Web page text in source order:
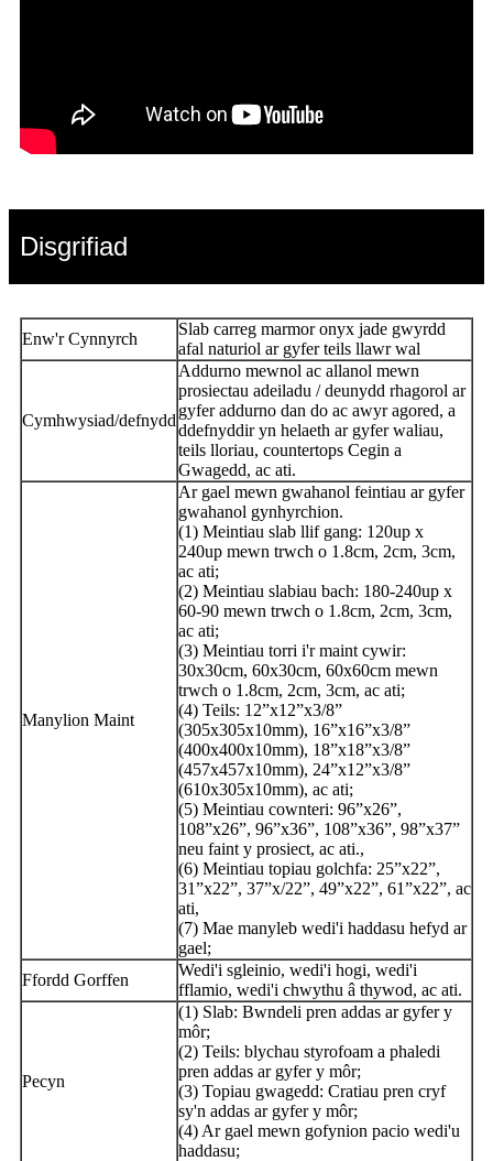
Disgrifiad
Enw'r Cynnyrch
Slab carreg marmor onyx jade gwyrdd
afal naturiol ar gyfer teils llawr wal
Cymhwysiad/defnydd
Addurno mewnol ac allanol mewn
prosiectau adeiladu / deunydd rhagorol ar
gyfer addurno dan do ac awyr agored, a
ddefnyddir yn helaeth ar gyfer waliau,
teils lloriau, countertops Cegin a
Gwagedd, ac ati.
Manylion Maint
Ar gael mewn gwahanol feintiau ar gyfer
gwahanol gynhyrchion.
(1) Meintiau slab llif gang: 120up x
240up mewn trwch o 1.8cm, 2cm, 3cm,
ac ati;
(2) Meintiau slabiau bach: 180-240up x
60-90 mewn trwch o 1.8cm, 2cm, 3cm,
ac ati;
(3) Meintiau torri i'r maint cywir:
30x30cm, 60x30cm, 60x60cm mewn
trwch o 1.8cm, 2cm, 3cm, ac ati;
(4) Teils: 12”x12”x3/8”
(305x305x10mm), 16”x16”x3/8”
(400x400x10mm), 18”x18”x3/8”
(457x457x10mm), 24”x12”x3/8”
(610x305x10mm), ac ati;
(5) Meintiau cownteri: 96”x26”,
108”x26”, 96”x36”, 108”x36”, 98”x37”
neu faint y prosiect, ac ati.,
(6) Meintiau topiau golchfa: 25”x22”,
31”x22”, 37”x/22”, 49”x22”, 61”x22”, ac
ati,
(7) Mae manyleb wedi'i haddasu hefyd ar
gael;
Ffordd Gorffen
Wedi'i sgleinio, wedi'i hogi, wedi'i
fflamio, wedi'i chwythu â thywod, ac ati.
Pecyn
(1) Slab: Bwndeli pren addas ar gyfer y
môr;
(2) Teils: blychau styrofoam a phaledi
pren addas ar gyfer y môr;
(3) Topiau gwagedd: Cratiau pren cryf
sy'n addas ar gyfer y môr;
(4) Ar gael mewn gofynion pacio wedi'u
haddasu;